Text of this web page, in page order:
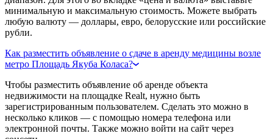
минимальную и максимальную стоимость. Можете выбрать
любую валюту — доллары, евро, белорусские или российские
рубли.
Как разместить объявление о сдаче в аренду медицины возле
метро Площадь Якуба Коласа?
Чтобы разместить объявление об аренде объекта
недвижимости на площадке Realt, нужно быть
зарегистрированным пользователем. Сделать это можно в
несколько кликов — с помощью номера телефона или
электронной почты. Также можно войти на сайт через